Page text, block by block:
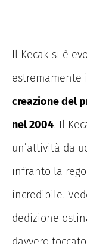
Il Kecak si è
estremamente
creazione del
nel 2004. Il
un’attività da
infranto la
incredibile.
dedizione